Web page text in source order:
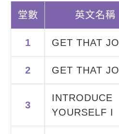
堂數 英文名稱
1 GET THAT
2 GET THAT
3
INTRODUCE
YOURSELF I